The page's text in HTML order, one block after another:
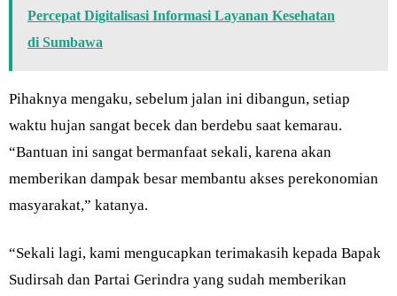
Percepat Digitalisasi Informasi Layanan Kesehatan
di Sumbawa
Pihaknya mengaku, sebelum jalan ini dibangun, setiap
waktu hujan sangat becek dan berdebu saat kemarau.
“Bantuan ini sangat bermanfaat sekali, karena akan
memberikan dampak besar membantu akses perekonomian
masyarakat,” katanya.
“Sekali lagi, kami mengucapkan terimakasih kepada Bapak
Sudirsah dan Partai Gerindra yang sudah memberikan